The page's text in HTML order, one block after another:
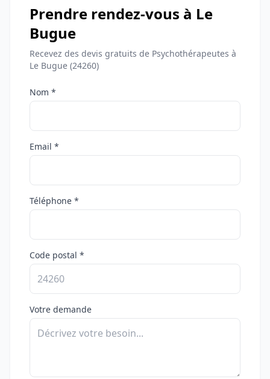
Prendre rendez-vous à Le
Bugue
Recevez des devis gratuits de Psychothérapeutes à
Le Bugue (24260)
Nom *
Email *
Téléphone *
Code postal *
Votre demande